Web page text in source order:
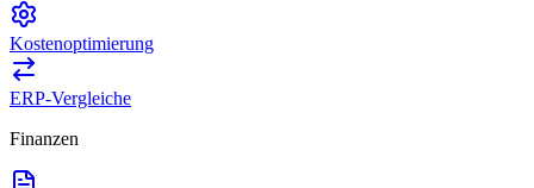
Kostenoptimierung
ERP-Vergleiche
Finanzen